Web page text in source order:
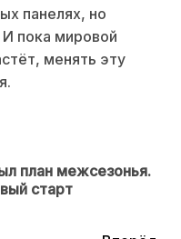
панелях, но
пока мировой
менять эту
план межсезонья.
старт